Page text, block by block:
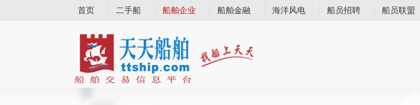
首页 二手船 船舶企业 船舶金融 海洋风电 船员招聘 船员联盟